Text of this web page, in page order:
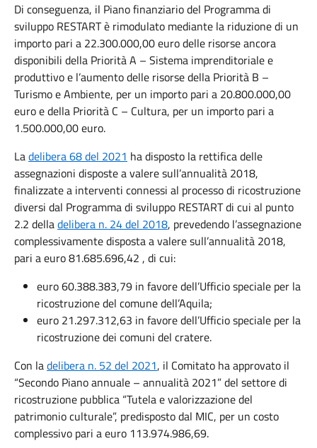
Di conseguenza, il Piano finanziario del Programma di
sviluppo RESTART è rimodulato mediante la riduzione di un
importo pari a 22.300.000,00 euro delle risorse ancora
disponibili della Priorità A – Sistema imprenditoriale e
produttivo e l’aumento delle risorse della Priorità B –
Turismo e Ambiente, per un importo pari a 20.800.000,00
euro e della Priorità C – Cultura, per un importo pari a
1.500.000,00 euro.
Ladelibera 68 del 2021 ha disposto la rettifica delle
assegnazioni disposte a valere sull’annualità 2018,
finalizzate a interventi connessi al processo di ricostruzione
diversi dal Programma di sviluppo RESTART di cui al punto
2.2 delladelibera n. 24 del 2018, prevedendo l’assegnazione
complessivamente disposta a valere sull’annualità 2018,
pari a euro 81.685.696,42 , di cui:
euro 60.388.383,79 in favore dell’Ufficio speciale per la
ricostruzione del comune dell’Aquila;
euro 21.297.312,63 in favore dell’Ufficio speciale per la
ricostruzione dei comuni del cratere.
Con ladelibera n. 52 del 2021, il Comitato ha approvato il
“Secondo Piano annuale – annualità 2021” del settore di
ricostruzione pubblica “Tutela e valorizzazione del
patrimonio culturale”, predisposto dal MIC, per un costo
complessivo pari a euro 113.974.986,69.